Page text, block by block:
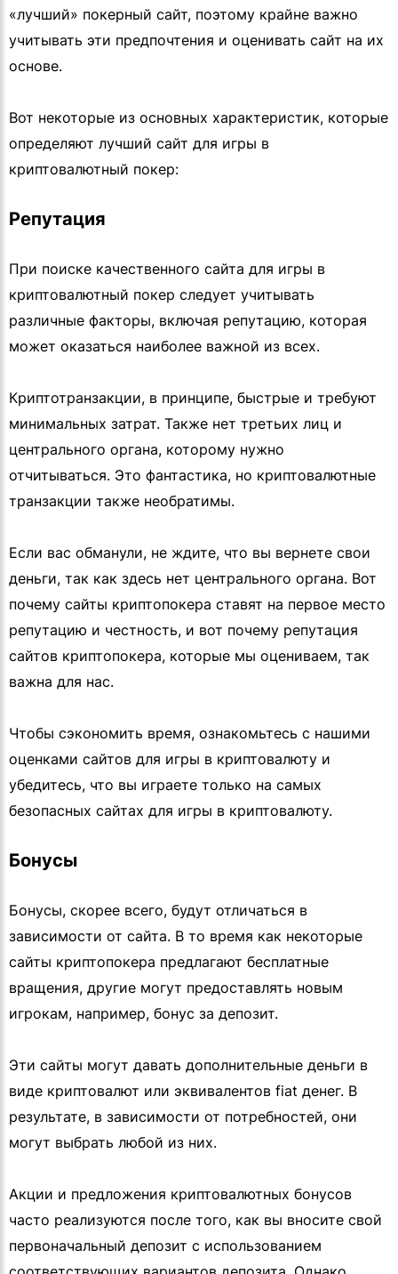
«лучший» покерный сайт, поэтому крайне важно
учитывать эти предпочтения и оценивать сайт на их
основе.
Вот некоторые из основных характеристик, которые
определяют лучший сайт для игры в
криптовалютный покер:
Репутация
При поиске качественного сайта для игры в
криптовалютный покер следует учитывать
различные факторы, включая репутацию, которая
может оказаться наиболее важной из всех.
Криптотранзакции, в принципе, быстрые и требуют
минимальных затрат. Также нет третьих лиц и
центрального органа, которому нужно
отчитываться. Это фантастика, но криптовалютные
транзакции также необратимы.
Если вас обманули, не ждите, что вы вернете свои
деньги, так как здесь нет центрального органа. Вот
почему сайты криптопокера ставят на первое место
репутацию и честность, и вот почему репутация
сайтов криптопокера, которые мы оцениваем, так
важна для нас.
Чтобы сэкономить время, ознакомьтесь с нашими
оценками сайтов для игры в криптовалюту и
убедитесь, что вы играете только на самых
безопасных сайтах для игры в криптовалюту.
Бонусы
Бонусы, скорее всего, будут отличаться в
зависимости от сайта. В то время как некоторые
сайты криптопокера предлагают бесплатные
вращения, другие могут предоставлять новым
игрокам, например, бонус за депозит.
Эти сайты могут давать дополнительные деньги в
виде криптовалют или эквивалентов fiat денег. В
результате, в зависимости от потребностей, они
могут выбрать любой из них.
Акции и предложения криптовалютных бонусов
часто реализуются после того, как вы вносите свой
первоначальный депозит с использованием